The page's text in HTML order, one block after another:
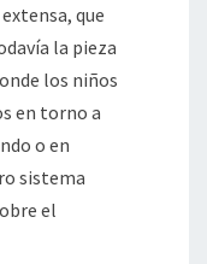
que
la pieza
los niños
en torno a
o en
sistema
el